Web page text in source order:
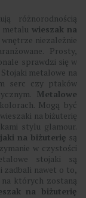
różnorodnością
wieszak na
niezależnie
Prosty,
sprawdzi się w
metalowe na
serc czy ptaków
Metalowe
Mogą być
na biżuterię
stylu glamour.
na biżuterię są
w czystości
stojaki są
zadbali nawet o to,
których zostaną
na biżuterię